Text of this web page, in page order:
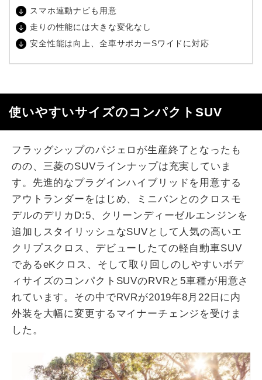
スマホ連動ナビも用意
走りの性能には大きな変化なし
安全性能は向上、全車サポカーSワイドに対応
使いやすいサイズのコンパクトSUV
フラッグシップのパジェロが生産終了となったも
のの、三菱のSUVラインナップは充実していま
す。先進的なプラグインハイブリッドを用意する
アウトランダーをはじめ、ミニバンとのクロスモ
デルのデリカD:5、クリーンディーゼルエンジンを
追加しスタイリッシュなSUVとして人気の高いエ
クリプスクロス、デビューしたての軽自動車SUV
であるeKクロス、そして取り回しのしやすいボデ
ィサイズのコンパクトSUVのRVRと5車種が用意さ
れています。その中でRVRが2019年8月22日に内
外装を大幅に変更するマイナーチェンジを受けま
した。